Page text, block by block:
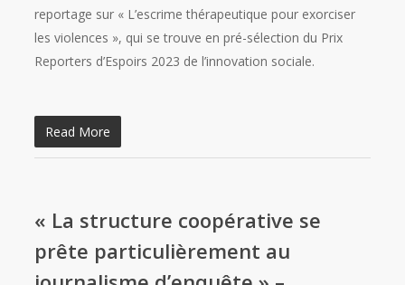
reportage sur « L’escrime thérapeutique pour exorciser
les violences », qui se trouve en pré-sélection du Prix
Reporters d’Espoirs 2023 de l’innovation sociale.
Read More
« La structure coopérative se
prête particulièrement au